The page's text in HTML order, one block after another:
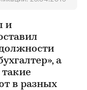
и
а
в разных